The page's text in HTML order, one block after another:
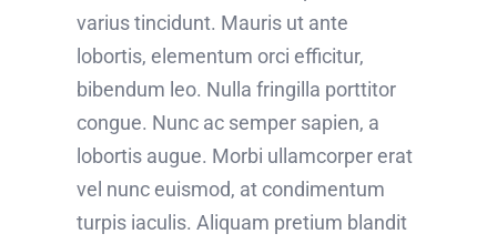
varius tincidunt. Mauris ut ante
lobortis, elementum orci efficitur,
bibendum leo. Nulla fringilla porttitor
congue. Nunc ac semper sapien, a
lobortis augue. Morbi ullamcorper erat
vel nunc euismod, at condimentum
turpis iaculis. Aliquam pretium blandit